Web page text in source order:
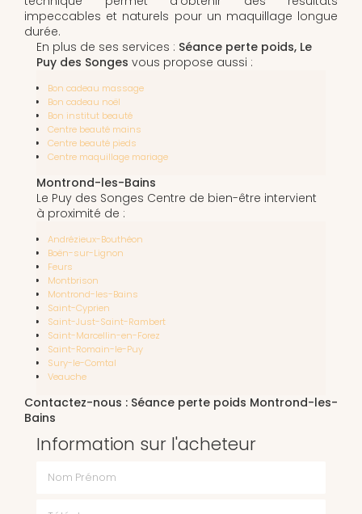
impeccables et naturels pour un maquillage longue
durée.
En plus de ses services : Séance perte poids, Le
Puy des Songes vous propose aussi :
Bon cadeau massage
Bon cadeau noël
Bon institut beauté
Centre beauté mains
Centre beauté pieds
Centre maquillage mariage
Montrond-les-Bains
Le Puy des Songes Centre de bien-être intervient
à proximité de :
Andrézieux-Bouthéon
Boën-sur-Lignon
Feurs
Montbrison
Montrond-les-Bains
Saint-Cyprien
Saint-Just-Saint-Rambert
Saint-Marcellin-en-Forez
Saint-Romain-le-Puy
Sury-le-Comtal
Veauche
Contactez-nous : Séance perte poids Montrond-les-
Bains
Information sur l'acheteur